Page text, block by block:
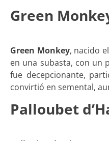
Green
Green Monkey, nacido
en una subasta, con un
fue decepcionante,
convirtió en semental,
Palloubet